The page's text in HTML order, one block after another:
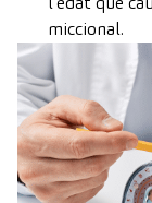
miccional.